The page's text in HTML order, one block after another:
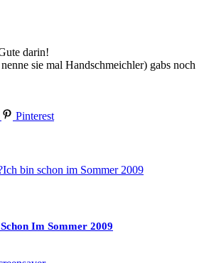
darin!
sie mal Handschmeichler) gabs noch
Pinterest
Im Sommer 2009